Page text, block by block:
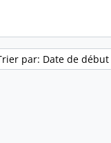
par: Date de début